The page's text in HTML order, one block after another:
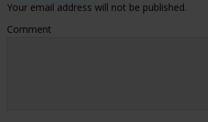
Your email address will not be published.
Comment